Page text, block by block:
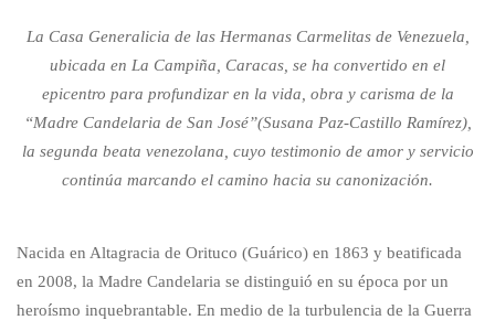
La Casa Generalicia de las Hermanas Carmelitas de Venezuela,
ubicada en La Campiña, Caracas, se ha convertido en el
epicentro para profundizar en la vida, obra y carisma de la
“Madre Candelaria de San José”(Susana Paz-Castillo Ramírez),
la segunda beata venezolana, cuyo testimonio de amor y servicio
continúa marcando el camino hacia su canonización.
Nacida en Altagracia de Orituco (Guárico) en 1863 y beatificada
en 2008, la Madre Candelaria se distinguió en su época por un
heroísmo inquebrantable. En medio de la turbulencia de la Guerra